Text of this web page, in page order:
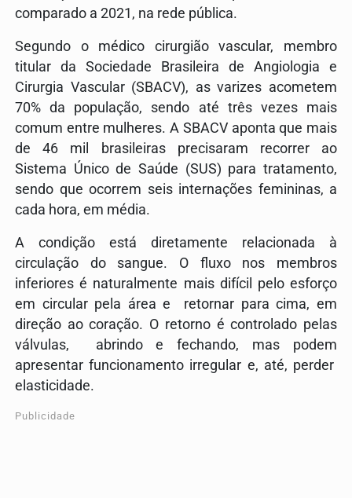
comparado a 2021, na rede pública.
Segundo o médico cirurgião vascular, membro
titular da Sociedade Brasileira de Angiologia e
Cirurgia Vascular (SBACV), as varizes acometem
70% da população, sendo até três vezes mais
comum entre mulheres. A SBACV aponta que mais
de 46 mil brasileiras precisaram recorrer ao
Sistema Único de Saúde (SUS) para tratamento,
sendo que ocorrem seis internações femininas, a
cada hora, em média.
A condição está diretamente relacionada à
circulação do sangue. O fluxo nos membros
inferiores é naturalmente mais difícil pelo esforço
em circular pela área e retornar para cima, em
direção ao coração. O retorno é controlado pelas
válvulas, abrindo e fechando, mas podem
apresentar funcionamento irregular e, até, perder
elasticidade.
Publicidade